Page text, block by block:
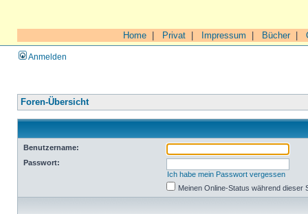
Home Privat Impressum Bücher|
Anmelden
Foren-Übersicht
Benutzername:
Passwort:
Ich habe mein Passwort vergessen
Meinen Online-Status während dieser